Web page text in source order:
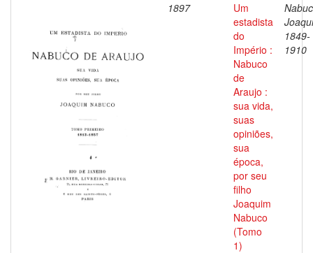
1897
Um
estadista
do
Império :
Nabuco
de
Araujo :
sua vida,
suas
opiniões,
sua
época,
por seu
filho
Joaquim
Nabuco
(Tomo
1)
1849-
1910